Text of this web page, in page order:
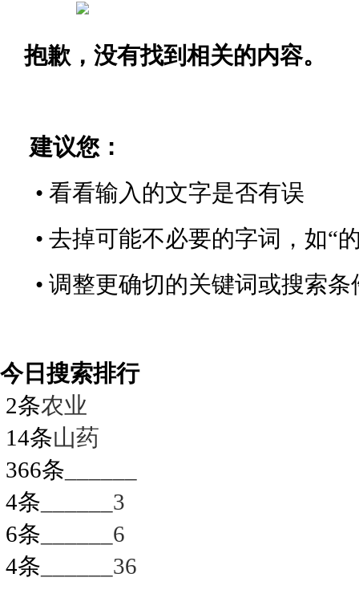
抱歉，没有找到相关的内容。
建议您：
• 看看输入的文字是否有误
• 去掉可能不必要的字词，如“
• 调整更确切的关键词或搜索条
今日搜索排行
2条农业
14条山药
366条
4条 ______3
6条 ______6
4条 ______36